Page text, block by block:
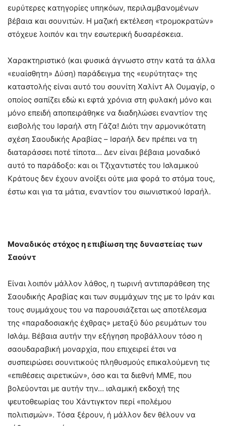
ευρύτερες κατηγορίες υπηκόων, περιλαμβανομένων
βέβαια και σουνιτών. Η μαζική εκτέλεση «τρομοκρατών»
στόχευε λοιπόν και την εσωτερική δυσαρέσκεια.
Χαρακτηριστικό (και φυσικά άγνωστο στην κατά τα άλλα
«ευαίσθητη» Δύση) παράδειγμα της «ευρύτητας» της
καταστολής είναι αυτό του σουνίτη Χαλίντ Αλ Ουμαγίρ, ο
οποίος σαπίζει εδώ κι εφτά χρόνια στη φυλακή μόνο και
μόνο επειδή αποπειράθηκε να διαδηλώσει εναντίον της
εισβολής του Ισραήλ στη Γάζα! Διότι την αρμονικότατη
σχέση Σαουδικής Αραβίας – Ισραήλ δεν πρέπει να τη
διαταράσσει ποτέ τίποτα… Δεν είναι βέβαια μοναδικό
αυτό το παράδοξο: και οι Τζιχαντιστές του Ισλαμικού
Κράτους δεν έχουν ανοίξει ούτε μια φορά το στόμα τους,
έστω και για τα μάτια, εναντίον του σιωνιστικού Ισραήλ.
Μοναδικός στόχος η επιβίωση της δυναστείας των
Σαούντ
Είναι λοιπόν μάλλον λάθος, η τωρινή αντιπαράθεση της
Σαουδικής Αραβίας και των συμμάχων της με το Ιράν και
τους συμμάχους του να παρουσιάζεται ως αποτέλεσμα
της «παραδοσιακής έχθρας» μεταξύ δύο ρευμάτων του
Ισλάμ. Βέβαια αυτήν την εξήγηση προβάλλουν τόσο η
σαουδαραβική μοναρχία, που επιχειρεί έτσι να
συσπειρώσει σουνιτικούς πληθυσμούς επικαλούμενη τις
«επιθέσεις αιρετικών», όσο και τα διεθνή ΜΜΕ, που
βολεύονται με αυτήν την… ισλαμική εκδοχή της
ψευτοθεωρίας του Χάντιγκτον περί «πολέμου
πολιτισμών». Τόσα ξέρουν, ή μάλλον δεν θέλουν να